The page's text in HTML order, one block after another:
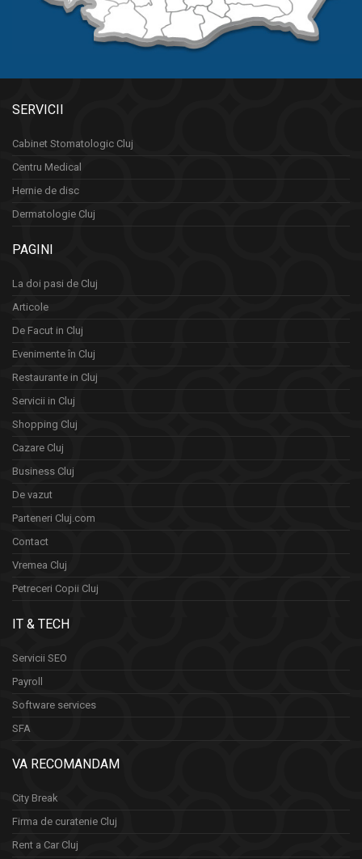
SERVICII
Cabinet Stomatologic Cluj
Centru Medical
Hernie de disc
Dermatologie Cluj
PAGINI
La doi pasi de Cluj
Articole
De Facut in Cluj
Evenimente în Cluj
Restaurante in Cluj
Servicii in Cluj
Shopping Cluj
Cazare Cluj
Business Cluj
De vazut
Parteneri Cluj.com
Contact
Vremea Cluj
Petreceri Copii Cluj
IT & TECH
Servicii SEO
Payroll
Software services
SFA
VA RECOMANDAM
City Break
Firma de curatenie Cluj
Rent a Car Cluj